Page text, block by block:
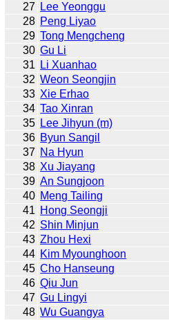
27
Lee Yeonggu
28 Peng Liyao
29 Tong Mengcheng
30 Gu Li
31
Li Xuanhao
32 Weon Seongjin
33 Xie Erhao
34 Tao Xinran
35 Lee Jihyun (m)
36 Byun Sangil
37 Na Hyun
38 Xu Jiayang
39 An Sungjoon
40 Meng Tailing
41 Hong Seongji
42 Shin Minjun
43 Zhou Hexi
44 Kim Myounghoon
45 Cho Hanseung
46 Qiu Jun
47 Gu Lingyi
48 Wu Guangya